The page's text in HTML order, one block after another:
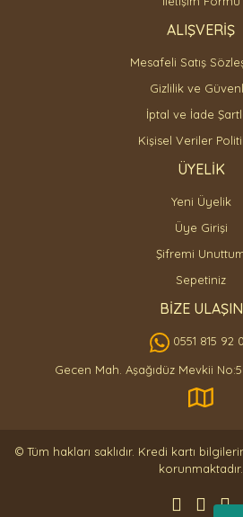
ALIŞVERİŞ
Mesafeli Satış
Gizlilik ve
İptal ve İade
Kişisel Veriler
ÜYELİK
Yeni Üyelik
Üye Girişi
Şifremi
Sepetiniz
BİZE ULAŞIN
0551 815 92
Gecen Mah. Aşağıdüz Mevkii
© Tüm hakları saklıdır. Kredi kartı
korunmaktadır.